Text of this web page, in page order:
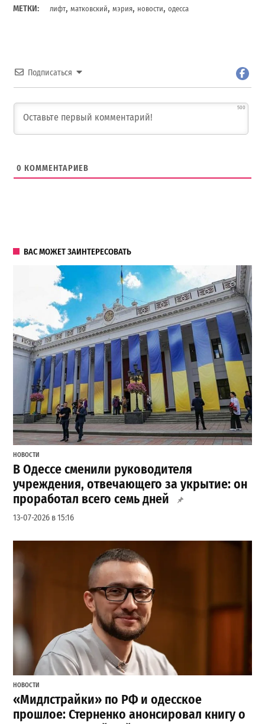
МЕТКИ: лифт,матковский,мэрия, новости,одесса
Подписаться
500
0 КОММЕНТАРИЕВ
ВАС МОЖЕТ ЗАИНТЕРЕСОВАТЬ
НОВОСТИ
В Одессе сменили руководителя
учреждения, отвечающего за укрытие: он
проработал всего семь дней
13-07-2026 в 15:16
НОВОСТИ
«Мидлстрайки» по РФ и одесское
прошлое: Стерненко анонсировал книгу о